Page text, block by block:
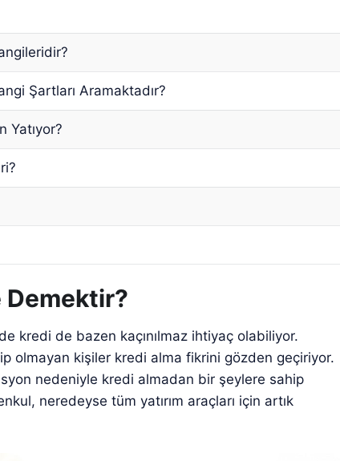
Şartları Aramaktadır?
Yatıyor?
Demektir?
kredi de bazen kaçınılmaz ihtiyaç olabiliyor.
olmayan kişiler kredi alma fikrini gözden geçiriyor.
nedeniyle kredi almadan bir şeylere sahip
neredeyse tüm yatırım araçları için artık